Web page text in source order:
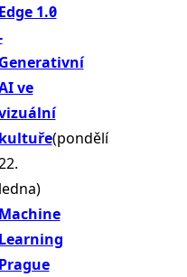
Edge 1.0
Generativní
ve
kultuře(pondělí
ledna)
Machine
Learning
Prague